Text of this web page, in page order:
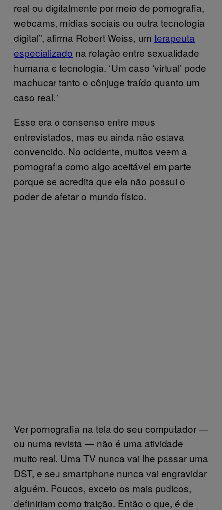
real ou digitalmente por meio de pornografia,
webcams, mídias sociais ou outra tecnologia
digital”, afirma Robert Weiss, um terapeuta
especializado na relação entre sexualidade
humana e tecnologia. “Um caso ‘virtual’ pode
machucar tanto o cônjuge traído quanto um
caso real.”
Esse era o consenso entre meus
entrevistados, mas eu ainda não estava
convencido. No ocidente, muitos veem a
pornografia como algo aceitável em parte
porque se acredita que ela não possui o
poder de afetar o mundo físico.
Ver pornografia na tela do seu computador —
ou numa revista — não é uma atividade
muito real. Uma TV nunca vai lhe passar uma
DST, e seu smartphone nunca vai engravidar
alguém. Poucos, exceto os mais pudicos,
definiriam como traição. Então o que, é de